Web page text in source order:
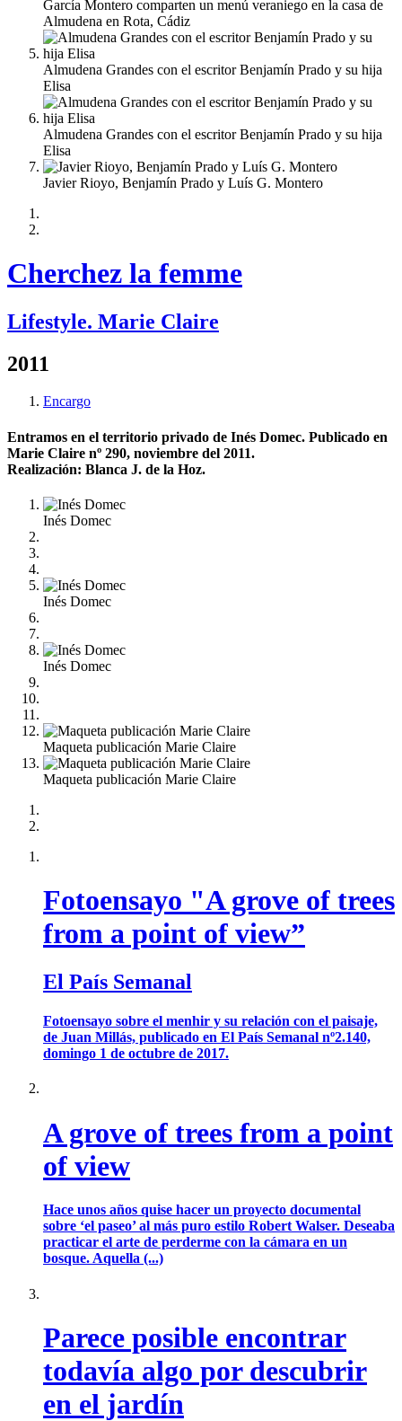
García Montero comparten un menú veraniego en la casa de
Almudena en Rota, Cádiz
Almudena Grandes con el escritor Benjamín Prado y su hija
Elisa
Almudena Grandes con el escritor Benjamín Prado y su hija
Elisa
Javier Rioyo, Benjamín Prado y Luís G. Montero
Cherchez la femme
Lifestyle. Marie Claire
2011
Encargo
Entramos en el territorio privado de Inés Domec. Publicado en
Marie Claire nº 290, noviembre del 2011.
Realización: Blanca J. de la Hoz.
Inés Domec
Inés Domec
Inés Domec
Maqueta publicación Marie Claire
Maqueta publicación Marie Claire
Fotoensayo "A grove of trees
from a point of view”
El País Semanal
Fotoensayo sobre el menhir y su relación con el paisaje,
de Juan Millás, publicado en El País Semanal nº2.140,
domingo 1 de octubre de 2017.
A grove of trees from a point
of view
Hace unos años quise hacer un proyecto documental
sobre ‘el paseo’ al más puro estilo Robert Walser. Deseaba
practicar el arte de perderme con la cámara en un
bosque. Aquella (...)
Parece posible encontrar
todavía algo por descubrir
en el jardín